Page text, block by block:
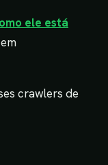
ele está
crawlers de